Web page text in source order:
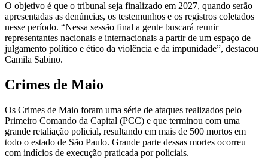
O objetivo é que o tribunal seja finalizado em 2027, quando serão
apresentadas as denúncias, os testemunhos e os registros coletados
nesse período. “Nessa sessão final a gente buscará reunir
representantes nacionais e internacionais a partir de um espaço de
julgamento político e ético da violência e da impunidade”, destacou
Camila Sabino.
Crimes de Maio
Os Crimes de Maio foram uma série de ataques realizados pelo
Primeiro Comando da Capital (PCC) e que terminou com uma
grande retaliação policial, resultando em mais de 500 mortos em
todo o estado de São Paulo. Grande parte dessas mortes ocorreu
com indícios de execução praticada por policiais.